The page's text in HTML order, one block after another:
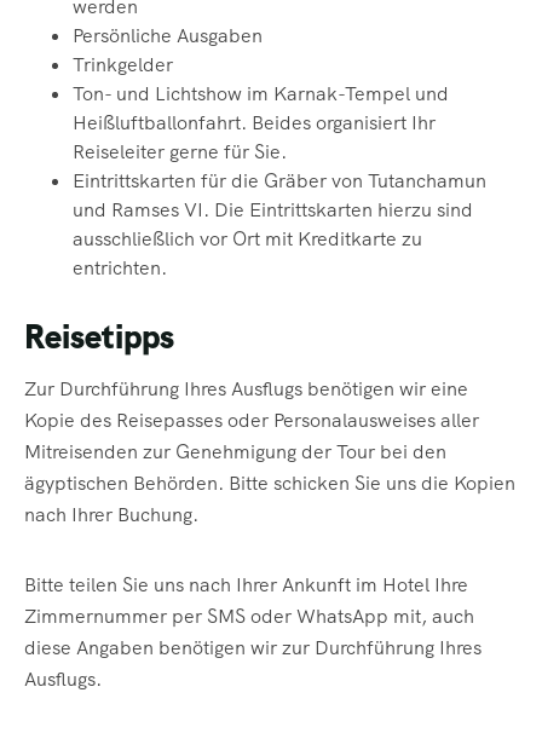
werden
Persönliche Ausgaben
Trinkgelder
Ton- und Lichtshow im Karnak-Tempel und
Heißluftballonfahrt. Beidesorganisiert Ihr
Reiseleiter gerne für Sie.
Eintrittskarten für die Gräber von Tutanchamun
und Ramses VI. Die Eintrittskarten hierzu sind
ausschließlich vor Ort mit Kreditkarte zu
entrichten.
Reisetipps
Zur Durchführung Ihres Ausflugs benötigen wir eine
Kopie des Reisepasses oder Personalausweises aller
Mitreisenden zur Genehmigung der Tour bei den
ägyptischen Behörden. Bitte schicken Sie uns die Kopien
nach Ihrer Buchung.
Bitte teilen Sie uns nach Ihrer Ankunft im Hotel Ihre
Zimmernummer per SMS oder WhatsApp mit, auch
diese Angaben benötigen wir zur Durchführung Ihres
Ausflugs.